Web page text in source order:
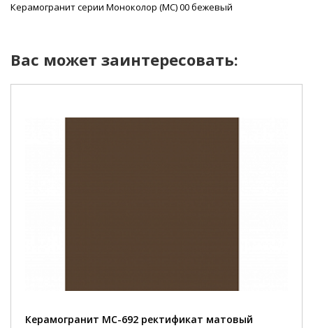
Керамогранит серии Моноколор (MC) 00 бежевый
Вас может заинтересовать:
Керамогранит MC-692 ректификат матовый